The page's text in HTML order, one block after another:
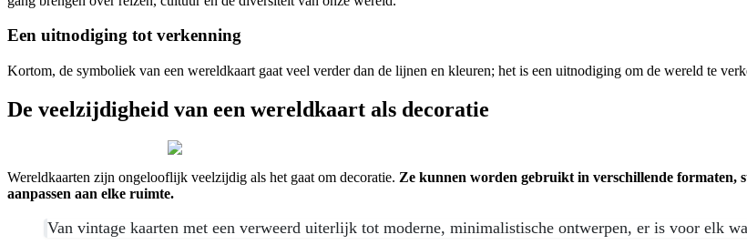
Een uitnodiging tot verkenning
Kortom, de symboliek van een wereldkaart gaat veel verder dan de lijnen en kleuren; het is een uitnodiging om de wereld te
De veelzijdigheid van een wereldkaart als decoratie
Wereldkaarten zijn ongelooflijk veelzijdig als het gaat om decoratie. Ze kunnen worden gebruikt in verschillende formaten,
aanpassen aan elke ruimte.
Van vintage kaarten met een verweerd uiterlijk tot moderne, minimalistische ontwerpen, er is voor elk